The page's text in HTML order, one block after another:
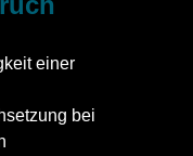
einer
bei